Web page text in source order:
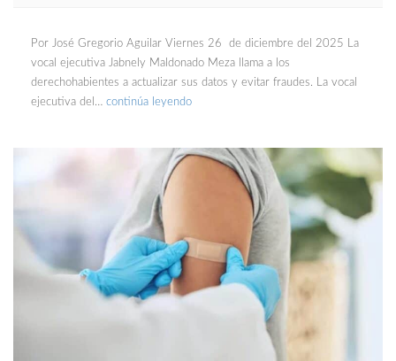
Por José Gregorio Aguilar Viernes 26 de diciembre del 2025 La
vocal ejecutiva Jabnely Maldonado Meza llama a los
derechohabientes a actualizar sus datos y evitar fraudes. La vocal
ejecutiva del… continúa leyendo